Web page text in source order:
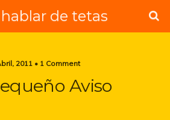
de tetas
2011 • 1 Comment
Aviso